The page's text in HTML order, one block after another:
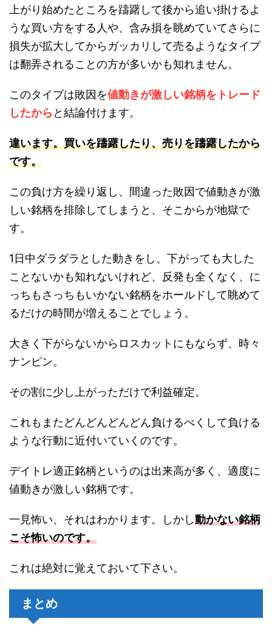
上がり始めたところを躊躇して後から追い掛けるよ
うな買い方をする人や、含み損を眺めていてさらに
損失が拡大してからガッカリして売るようなタイプ
は翻弄されることの方が多いかも知れません。
このタイプは敗因を値動きが激しい銘柄をトレード
したから と結論付けます。
違います。買いを躊躇したり、売りを躊躇したから
です。
この負け方を繰り返し、間違った敗因で値動きが激
しい銘柄を排除してしまうと、そこからが地獄で
す。
1日中ダラダラとした動きをし、下がっても大した
ことないかも知れないけれど、反発も全くなく、に
っちもさっちもいかない銘柄をホールドして眺めて
るだけの時間が増えることでしょう。
大きく下がらないからロスカットにもならず、時々
ナンピン。
その割に少し上がっただけで利益確定。
これもまたどんどんどんどん負けるべくして負ける
ような行動に近付いていくのです。
デイトレ適正銘柄というのは出来高が多く、適度に
値動きが激しい銘柄です。
一見怖い、それはわかります。しかし動かない銘柄
こそ怖いのです。
これは絶対に覚えておいて下さい。
まとめ